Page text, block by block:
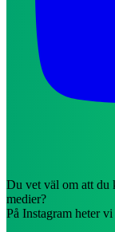
Du vet väl om att du
medier?
På Instagram heter vi